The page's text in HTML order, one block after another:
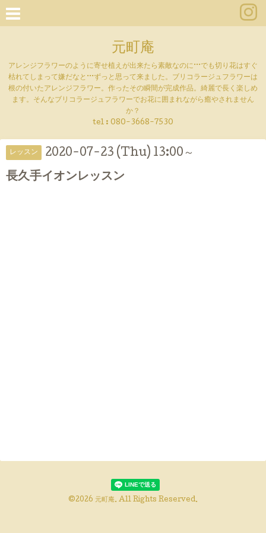
元町庵
アレンジフラワーのように寄せ植えが出来たら素敵なのに···でも切り花はすぐ
枯れてしまって嫌だなと···ずっと思って来ました。ブリコラージュフラワーは
根の付いたアレンジフラワー。作ったその瞬間が完成作品。綺麗で長く楽しめ
ます。そんなブリコラージュフラワーでお花に囲まれながら癒やされません
か？
tel : 080-3668-7530
レッスン 2020-07-23 (Thu) 13:00～
長久手イオンレッスン
©2026 元町庵. All Rights Reserved.